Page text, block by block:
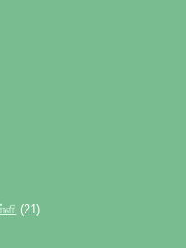
(21)